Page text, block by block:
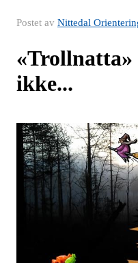
Postet av Nittedal
ikke...